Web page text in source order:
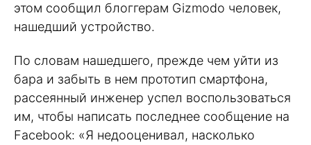
этом сообщил блоггерам Gizmodo человек,
нашедший устройство.
По словам нашедшего, прежде чем уйти из
бара и забыть в нем прототип смартфона,
рассеянный инженер успел воспользоваться
им, чтобы написать последнее сообщение на
Facebook: «Я недооценивал, насколько